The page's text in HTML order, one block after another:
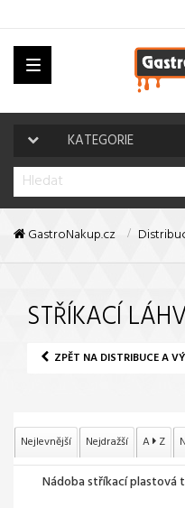
Toggle
navigation
KATEGORIE
GastroNakup.cz
STŘÍKACÍ
ZPĚT NA DISTRIBUCE A
Nejlevnější Nejdražší A Z
Nádoba stříkací plastová